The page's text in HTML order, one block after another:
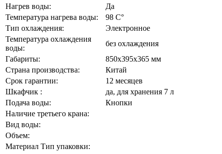
Нагрев воды:
Да
Температура нагрева воды:
98 C°
Тип охлаждения:
Электронное
Температура охлаждения
воды:
без охлаждения
Габариты:
850x395x365 мм
Страна производства:
Китай
Срок гарантии:
12 месяцев
Шкафчик :
да, для хранения 7 л
Подача воды:
Кнопки
Наличие третьего крана:
Вид воды:
Объем:
Материал Тип упаковки: